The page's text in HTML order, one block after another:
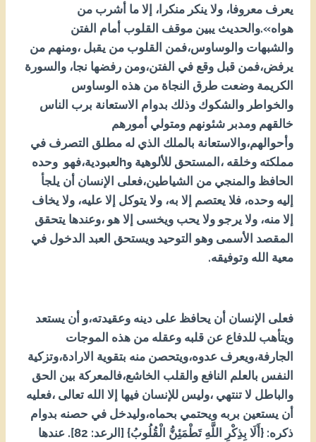
يعرف معروفا، ولا ينكر منكرا، إلا ما أشرب من
هواه».والحديث يبين موقف القلوب أمام الفتن
والشبهات والوساوس،فمن القلوب من يقبل ،ومنهم من
يرفض،فمن قبل وقع في الفتن،ومن رفضها نجا، والسورة
الكريمة وضعت طرق النجاة من هذه الوساوس
والخواطر والشكوك وذلك بدوام الاستعانة برب الناس
خالقهم ومدبر شئونهم ومتولي أمورهم
وأحوالهم،والاستعانة بالملك الذي له مطلق التصرف في
مملكته وخلقه ،المستحق للألوهية وhلعبودية،فهو وحده
الحافظ والمنجي من الشياطين،فعلى الإنسان أن يلجأ
إليه وحده، فلا يعتصم إلا به، ولا يتوكل إلا عليه، ولا يخاف
إلا منه، ولا يرجو ولا يحب ويخسى إلا هو ،وعندها يتحقق
المقصد الأسمى وهو التوحيد ويستحق العبد الدخول في
معية الله وتوفيقه.
فعلى الإنسان أن يحافظ على دينه وعقيدته،و أن يستعد
ويتأهب للدفاع عن قلبه وعقله من هذه الموجات
الجارفة،ويعرف عدوه،ويتحصن منه بتقوية الارادة،وتزكية
النفس بالعلم النافع والقلب الخاشع،فالمعركة بين الحق
والباطل لا تنتهي ،وليس للإنسان فيها إلا الله تعالى ،فعليه
أن يستعين بربه ويحتمي بحماه،وليدخل في حصنه بدوام
ذكره: {أَلَا بِذِكْرِ اللَّهِ تَطْمَئِنُّ الْقُلُوبُ} [الرعد: 28]. عندها